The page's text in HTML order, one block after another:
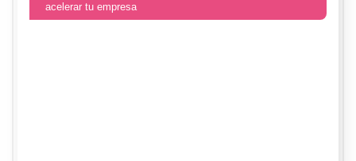
acelerar tu empresa